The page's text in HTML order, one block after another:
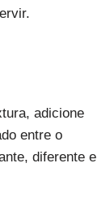
adicione
entre o
diferente e